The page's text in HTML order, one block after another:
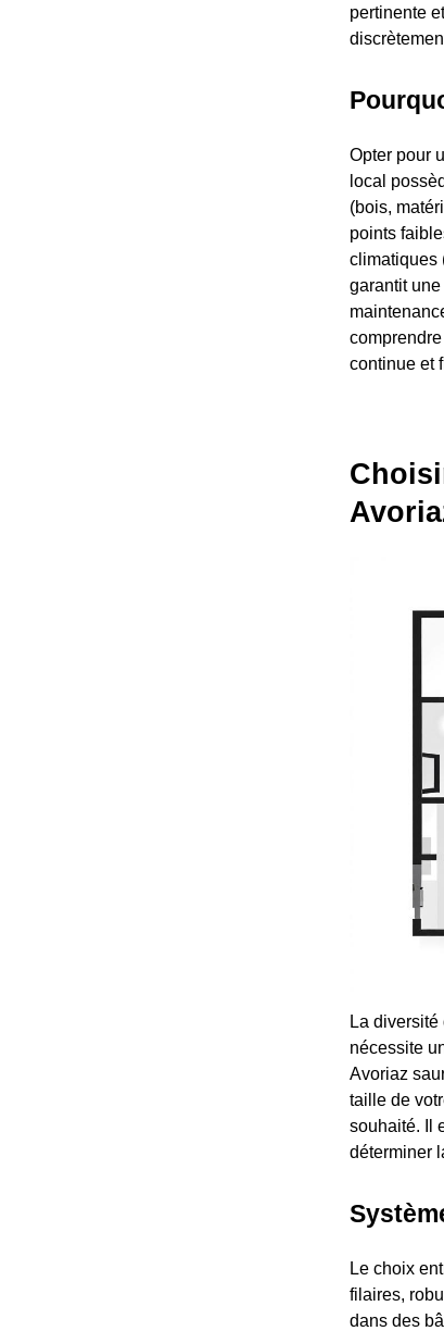
pertinente
Opter pour
local
(bois,
points
climatiques
garantit
continue et
La
nécessite
Avoriaz
taille de
souhaité. Il
déterminer
Le choix
filaires,
dans des